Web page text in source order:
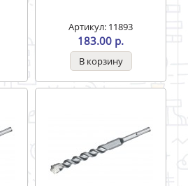
Артикул: 11893
183.00 р.